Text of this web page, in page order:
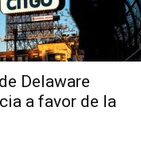
Delaware
a favor de la